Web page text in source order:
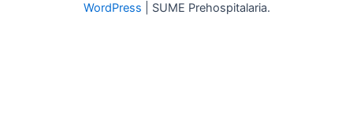
WordPress | SUME Prehospitalaria.